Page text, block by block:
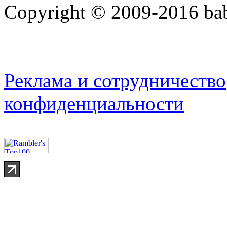
Copyright © 2009-2016
Реклама и сотрудничество
конфиденциальности